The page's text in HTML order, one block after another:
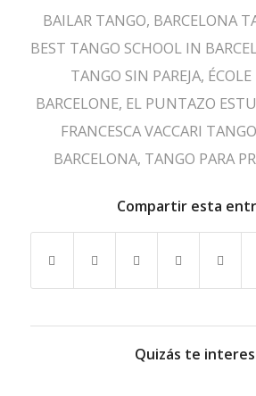
BAILAR TANGO, BARCELONA
BEST TANGO SCHOOL IN
TANGO SIN PAREJA,
BARCELONE, EL PUNTAZO
FRANCESCA VACCARI TANGO
BARCELONA, TANGO PARA
Compartir esta
Quizás te